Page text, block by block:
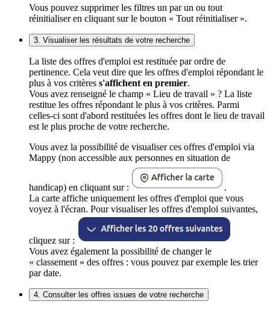
Vous pouvez supprimer les filtres un par un ou tout
réinitialiser en cliquant sur le bouton « Tout réinitialiser ».
3. Visualiser les résultats de votre recherche
La liste des offres d'emploi est restituée par ordre de
pertinence. Cela veut dire que les offres d'emploi répondant le
plus à vos critères s'affichent en premier.
Vous avez renseigné le champ « Lieu de travail » ? La liste
restitue les offres répondant le plus à vos critères. Parmi
celles-ci sont d'abord restituées les offres dont le lieu de travail
est le plus proche de votre recherche.
Vous avez la possibilité de visualiser ces offres d'emploi via
Mappy (non accessible aux personnes en situation de
handicap) en cliquant sur :
.
La carte affiche uniquement les offres d'emploi que vous
voyez à l'écran. Pour visualiser les offres d'emploi suivantes,
cliquez sur :
Vous avez également la possibilité de changer le
« classement » des offres : vous pouvez par exemple les trier
par date.
4. Consulter les offres issues de votre recherche